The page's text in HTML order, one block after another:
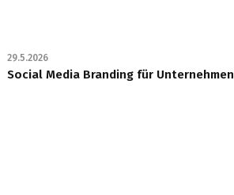
29.5.2026
Social Media Branding für Unternehmen